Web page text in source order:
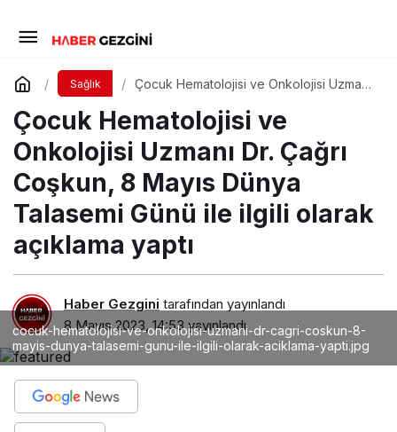
Sağlık
Çocuk Hematolojisi ve Onkolojisi Uzmanı
Talasemi Günü ile ilgili olarak açıklama
yaptı
Çocuk Hematolojisi ve
Onkolojisi Uzmanı Dr. Çağrı
Coşkun, 8 Mayıs Dünya
Talasemi Günü ile ilgili olarak
açıklama yaptı
Haber Gezgini tarafından yayınlandı
8 Mayıs 2023, 14:53yayınlandı
cocuk-hematolojisi-ve-onkolojisi-uzmani-dr-cagri-coskun-8-
mayis-dunya-talasemi-gunu-ile-ilgili-olarak-aciklama-yapti.jpg